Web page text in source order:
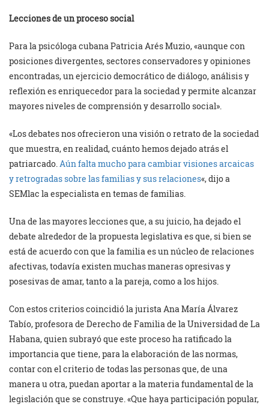
Lecciones de un proceso social
Para la psicóloga cubana Patricia Arés Muzio, «aunque con
posiciones divergentes, sectores conservadores y opiniones
encontradas, un ejercicio democrático de diálogo, análisis y
reflexión es enriquecedor para la sociedad y permite alcanzar
mayores niveles de comprensión y desarrollo social».
«Los debates nos ofrecieron una visión o retrato de la sociedad
que muestra, en realidad, cuánto hemos dejado atrás el
patriarcado.Aún falta mucho para cambiar visiones arcaicas
y retrogradas sobre las familias y sus relaciones«, dijo a
SEMlac la especialista en temas de familias.
Una de las mayores lecciones que, a su juicio, ha dejado el
debate alrededor de la propuesta legislativa es que, si bien se
está de acuerdo con que la familia es un núcleo de relaciones
afectivas, todavía existen muchas maneras opresivas y
posesivas de amar, tanto a la pareja, como a los hijos.
Con estos criterios coincidió la jurista Ana María Álvarez
Tabío, profesora de Derecho de Familia de la Universidad de La
Habana, quien subrayó que este proceso ha ratificado la
importancia que tiene, para la elaboración de las normas,
contar con el criterio de todas las personas que, de una
manera u otra, puedan aportar a la materia fundamental de la
legislación que se construye. «Que haya participación popular,